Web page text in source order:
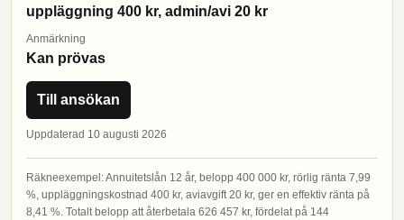
uppläggning 400 kr, admin/avi 20 kr
Anmärkning
Kan prövas
Till ansökan
Uppdaterad 10 augusti 2026
Räkneexempel: Annuitetslån 12 år, belopp 400 000 kr, rörlig ränta 7,99
%, uppläggningskostnad 400 kr, aviavgift 20 kr, ger en effektiv ränta på
8,41 %. Totalt belopp att återbetala 626 457 kr, fördelat på 144